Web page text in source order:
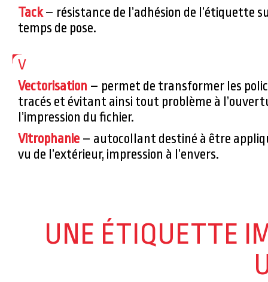
Tack – résistance de l’adhésion de l’étiquette
temps de pose.
V
Vectorisation – permet de transformer les
tracés et évitant ainsi tout problème à
l’impression du fichier.
Vitrophanie – autocollant destiné à être
vu de l’extérieur, impression à l’envers.
UNE ÉTIQUETTE